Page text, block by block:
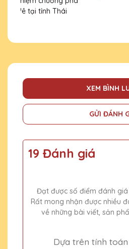
XEM BÌNH
GỬI ĐÁNH
19 Đánh giá
Đạt được số điểm đánh giá
Rất mong nhận được nhiều
về những bài viết, sản
Dựa trên tính